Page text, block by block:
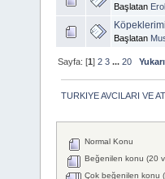
Başlatan
Başlatan
Sayfa: [1]2 3 ...20
TURKIYE AVCILARI VE
Normal Konu
Beğenilen konu (20
Çok beğenilen konu